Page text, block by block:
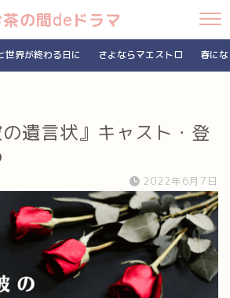
茶の間deドラマ
世界が終わる日に さよならマエストロ 春に
遺言状』キャスト・登
2022年6月7日